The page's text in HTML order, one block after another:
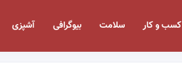
کسب و کار سلامت بیوگرافی آشپزی